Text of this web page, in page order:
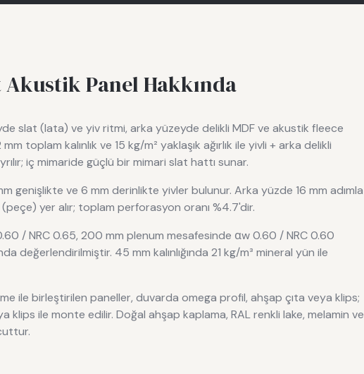
Akustik PanelHakkında
slat (lata) ve yiv ritmi, arka yüzeyde delikli MDF ve akustik fleece
toplam kalınlık ve 15 kg/m² yaklaşık ağırlık ile yivli + arka delikli
iç mimaride güçlü bir mimari slat hattı sunar.
genişlikte ve 6 mm derinlikte yivler bulunur. Arka yüzde 16 mm adımla
yer alır; toplam perforasyon oranı %4.7'dir.
/ NRC 0.65, 200 mm plenum mesafesinde αw 0.60 / NRC 0.60
değerlendirilmiştir. 45 mm kalınlığında 21 kg/m³ mineral yün ile
ile birleştirilen paneller, duvarda omega profil, ahşap çıta veya klips;
ile monte edilir. Doğal ahşap kaplama, RAL renkli lake, melamin ve